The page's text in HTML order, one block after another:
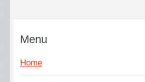
Menu
Home